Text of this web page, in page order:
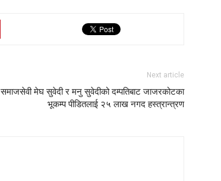
Next article
समाजसेवी मेघ सुवेदी र मनु सुवेदीको दम्पतिबाट जाजरकोटका
भूकम्प पीडितलाई २५ लाख नगद हस्त्रान्त्रण